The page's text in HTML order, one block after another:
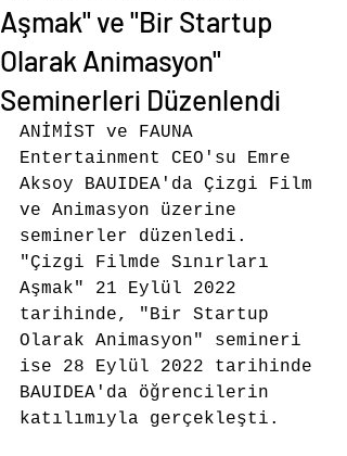
Aşmak" ve "Bir Startup
Olarak Animasyon"
Seminerleri Düzenlendi
ANİMİST ve FAUNA
Entertainment CEO'su Emre
Aksoy BAUIDEA'da Çizgi Film
ve Animasyon üzerine
seminerler düzenledi.
"Çizgi Filmde Sınırları
Aşmak" 21 Eylül 2022
tarihinde, "Bir Startup
Olarak Animasyon" semineri
ise 28 Eylül 2022 tarihinde
BAUIDEA'da öğrencilerin
katılımıyla gerçekleşti.